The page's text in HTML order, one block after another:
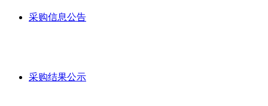
采购信息公告
采购结果公示